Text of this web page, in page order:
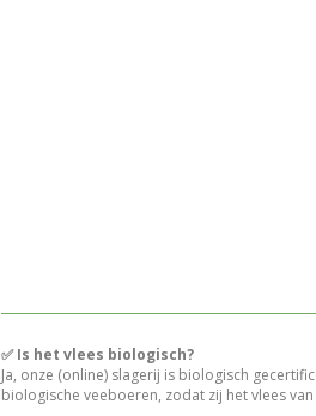
✅ Is het vlees biologisch?
Ja, onze (online) slagerij is biologisch
biologische veeboeren, zodat zij het vlees